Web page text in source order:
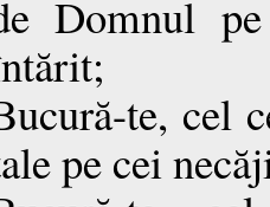
Domnul
te, cel
pe cei